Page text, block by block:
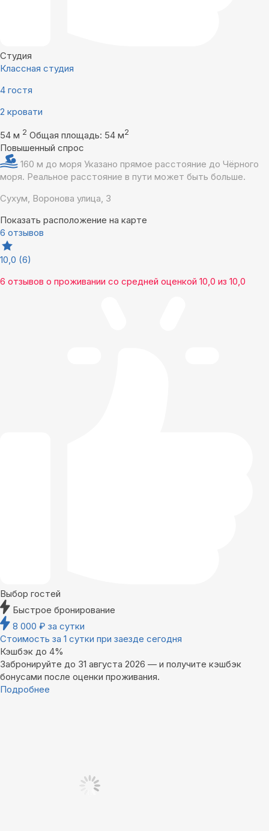
Студия
Классная студия
4 гостя
2 кровати
54 м 2 Общая площадь: 54 м2
Повышенный спрос
160 м до моря Указано прямое расстояние до Чёрного
моря. Реальное расстояние в пути может быть больше.
Сухум, Воронова улица, 3
Показать расположение на карте
6 отзывов
10,0 (6)
6 отзывов о проживании со средней оценкой 10,0 из 10,0
Выбор гостей
Быстрое бронирование
8 000 ₽ за сутки
Стоимость за 1 сутки при заезде сегодня
Кэшбэк до 4%
Забронируйте до 31 августа 2026 — и получите кэшбэк
бонусами после оценки проживания.
Подробнее